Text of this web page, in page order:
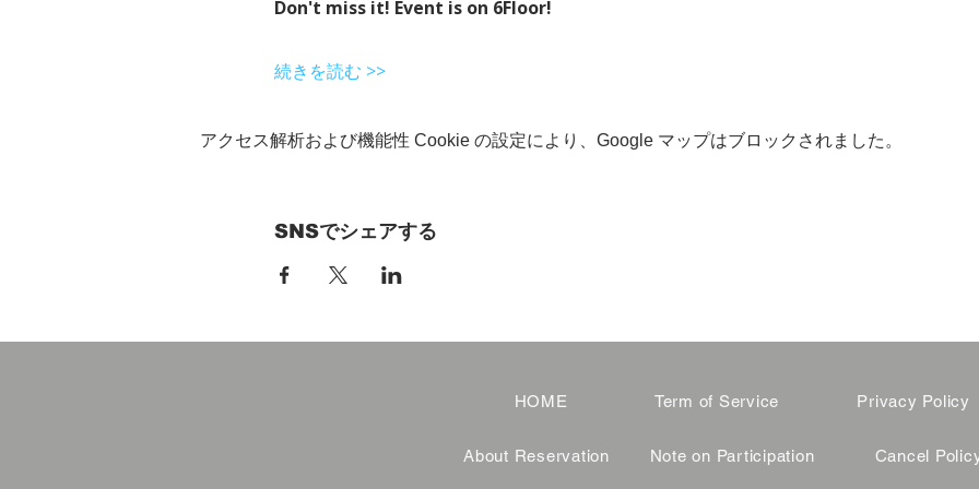
Don't miss it! Event is on 6Floor!
続きを読む >>
アクセス解析および機能性 Cookie の設定により、Google マップはブロックされました。
SNSでシェアする
HOME
About Reservation
Term of Service
Note on Participation
Privacy Policy
Cancel